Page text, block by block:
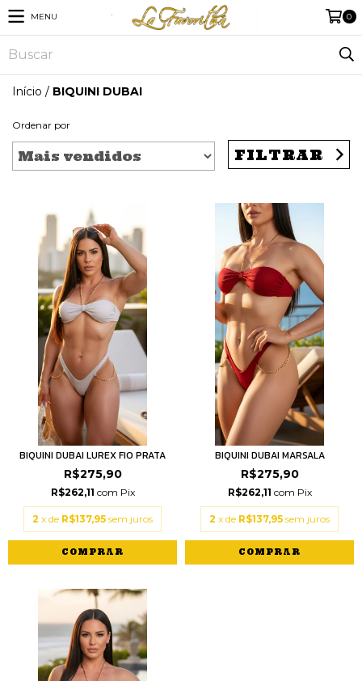
MENU 0
Início / BIQUINI DUBAI
Ordenar por
FILTRAR
BIQUINI DUBAI LUREX FIO PRATA
R$275,90
R$262,11 com Pix
2 x de R$137,95 sem juros
COMPRAR
BIQUINI DUBAI MARSALA
R$275,90
R$262,11 com Pix
2 x de R$137,95 sem juros
COMPRAR